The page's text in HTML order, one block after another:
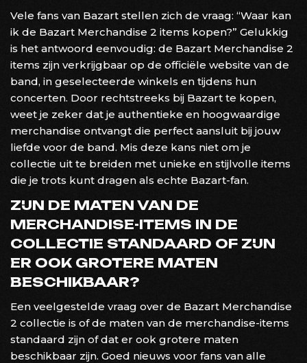
Vele fans van Bazart stellen zich de vraag: “Waar kan
ik de Bazart Merchandise 2 items kopen?” Gelukkig
is het antwoord eenvoudig: de Bazart Merchandise 2
items zijn verkrijgbaar op de officiële website van de
band, in geselecteerde winkels en tijdens hun
concerten. Door rechtstreeks bij Bazart te kopen,
weet je zeker dat je authentieke en hoogwaardige
merchandise ontvangt die perfect aansluit bij jouw
liefde voor de band. Mis deze kans niet om je
collectie uit te breiden met unieke en stijlvolle items
die je trots kunt dragen als echte Bazart-fan.
ZIJN DE MATEN VAN DE
MERCHANDISE-ITEMS IN DE
COLLECTIE STANDAARD OF ZIJN
ER OOK GROTERE MATEN
BESCHIKBAAR?
Een veelgestelde vraag over de Bazart Merchandise
2 collectie is of de maten van de merchandise-items
standaard zijn of dat er ook grotere maten
beschikbaar zijn. Goed nieuws voor fans van alle